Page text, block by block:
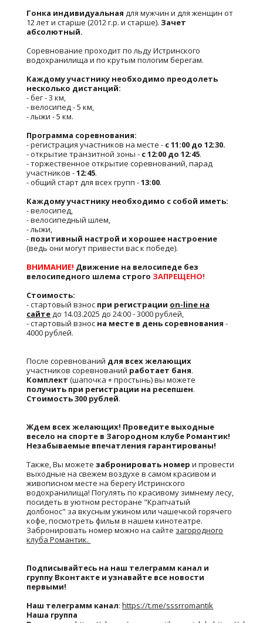
Гонка индивидуальная для мужчин и для женщин от
12 лет и старше (2012 г.р. и старше). Зачет
абсолютный.
Соревнование проходит по льду Истринского
водохранилища и по крутым пологим берегам.
Каждому участнику необходимо преодолеть
несколько дистанций:
- бег - 3 км,
- велосипед - 5 км,
- лыжи - 5 км.
Программа соревнования:
- регистрация участников на месте - с 11:00 до 12:30.
- открытие транзитной зоны - с 12:00 до 12:45.
- торжественное открытие соревнований, парад
участников -12:45.
- общий старт для всех групп -13:00.
Каждому участнику необходимо с собой иметь:
- велосипед,
- велосипедный шлем,
- лыжи,
- позитивный настрой и хорошее настроение
(ведь они могут привести вас к победе).
ВНИМАНИЕ! Движение на велосипеде без
велосипедного шлема строго ЗАПРЕЩЕНО!
Стоимость:
- стартовый взнос при регистрации on-line на
сайтедо 14.03.2025 до 24:00 - 3000 рублей,
- стартовый взнос на месте в день соревнования -
4000 рублей.
После соревнований для всех желающих
участников соревнований работает баня.
Комплект (шапочка + простынь) вы можете
получить при регистрации на ресепшен.
Стоимость 300 рублей.
Ждем всех желающих! Проведите выходные
весело на спорте в Загородном клубе Романтик!
Незабываемые впечатления гарантированы!
Также, Вы можетезабронировать номер и провести
выходные на свежем воздухе в самом красивом и
живописном месте на берегу Истринского
водохранилища! Погулять по красивому зимнему лесу,
посидеть в уютном ресторане "Крапчатый
долбонос" за вкусным ужином или чашечкой горячего
кофе, посмотреть фильм в нашем кинотеатре.
Забронировать номер можно на сайте загородного
клуба Романтик.
Подписывайтесь на наш телеграмм канал и
группу Вконтакте и узнавайте все новости
первыми!
Наш телеграмм канал:https://t.me/sssrromantik
Наша группа